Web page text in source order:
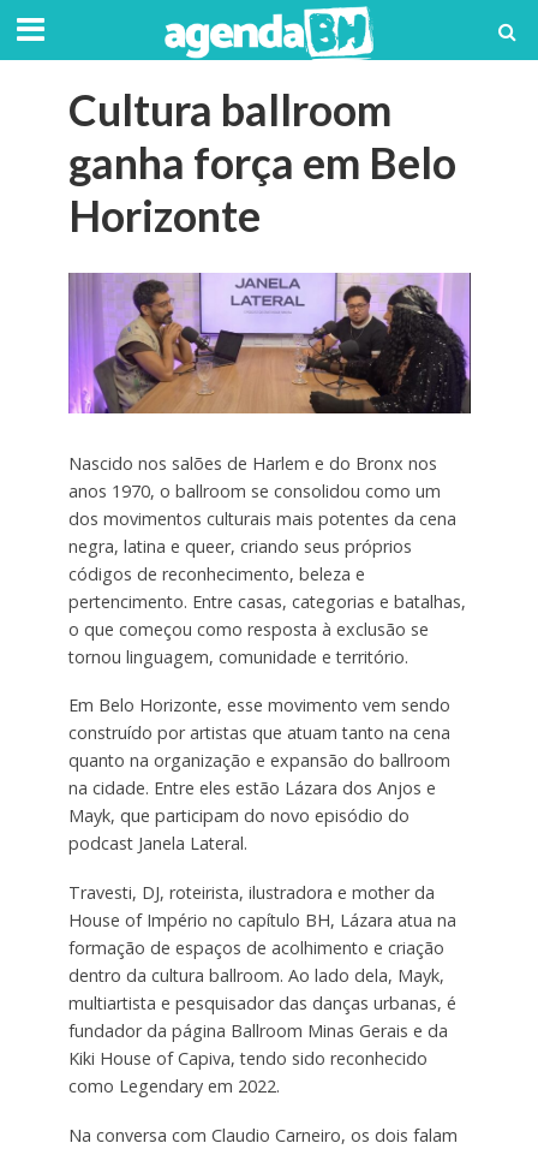
Cultura ballroom
ganha força em Belo
Horizonte
Nascido nos salões de Harlem e do Bronx nos
anos 1970, o ballroom se consolidou como um
dos movimentos culturais mais potentes da cena
negra, latina e queer, criando seus próprios
códigos de reconhecimento, beleza e
pertencimento. Entre casas, categorias e batalhas,
o que começou como resposta à exclusão se
tornou linguagem, comunidade e território.
Em Belo Horizonte, esse movimento vem sendo
construído por artistas que atuam tanto na cena
quanto na organização e expansão do ballroom
na cidade. Entre eles estão Lázara dos Anjos e
Mayk, que participam do novo episódio do
podcast Janela Lateral.
Travesti, DJ, roteirista, ilustradora e mother da
House of Império no capítulo BH, Lázara atua na
formação de espaços de acolhimento e criação
dentro da cultura ballroom. Ao lado dela, Mayk,
multiartista e pesquisador das danças urbanas, é
fundador da página Ballroom Minas Gerais e da
Kiki House of Capiva, tendo sido reconhecido
como Legendary em 2022.
Na conversa com Claudio Carneiro, os dois falam